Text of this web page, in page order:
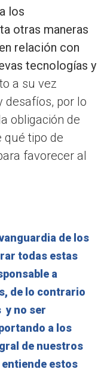
los
otras maneras
relación con
tecnologías y
a su vez
desafíos, por lo
obligación de
qué tipo de
favorecer al
de los
todas estas
a
de lo contrario
y no ser
a los
de nuestros
estos